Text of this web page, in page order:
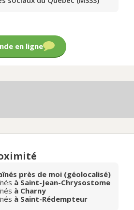
en ligne
près de moi (géolocalisé)
à Saint-Jean-Chrysostome
à Charny
à Saint-Rédempteur